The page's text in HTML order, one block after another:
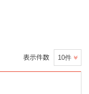
表示件数